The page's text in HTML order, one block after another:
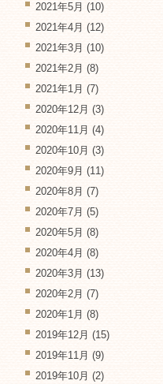
2021年5月 (10)
2021年4月 (12)
2021年3月 (10)
2021年2月 (8)
2021年1月 (7)
2020年12月 (3)
2020年11月 (4)
2020年10月 (3)
2020年9月 (11)
2020年8月 (7)
2020年7月 (5)
2020年5月 (8)
2020年4月 (8)
2020年3月 (13)
2020年2月 (7)
2020年1月 (8)
2019年12月 (15)
2019年11月 (9)
2019年10月 (2)